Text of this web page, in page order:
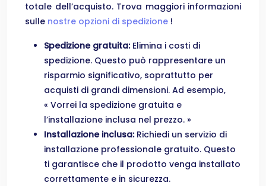
totale dell’acquisto. Trova maggiori informazioni
sulle nostre opzioni di spedizione !
Spedizione gratuita: Elimina i costi di
spedizione. Questo può rappresentare un
risparmio significativo, soprattutto per
acquisti di grandi dimensioni. Ad esempio,
« Vorrei la spedizione gratuita e
l’installazione inclusa nel prezzo. »
Installazione inclusa: Richiedi un servizio di
installazione professionale gratuito. Questo
ti garantisce che il prodotto venga installato
correttamente e in sicurezza.